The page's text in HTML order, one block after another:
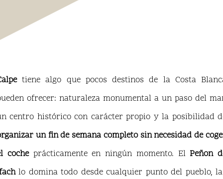
tiene algo que pocos destinos de la Costa
ofrecer: naturaleza monumental a un paso del
centro histórico con carácter propio y la posibilidad
un fin de semana completo sin necesidad de
cocheprácticamente en ningún momento. El Peñon
lo domina todo desde cualquier punto del pueblo,